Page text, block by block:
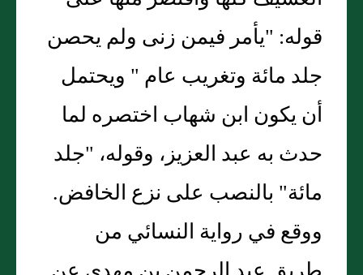
قوله: "يأمر فيمن زنى ولم يحصن
جلد مائة وتغريب عام " ويحتمل
أن يكون ابن شهاب اختصره لما
حدث به عبد العزيز، وقوله، "جلد
مائة" بالنصب على نزع الخافض.
ووقع في رواية النسائي من